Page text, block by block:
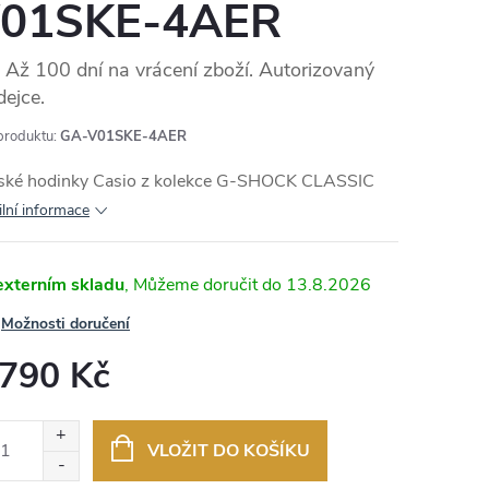
4AER
Až 100 dní na vrácení zboží. Autorizovaný
GA-V01SKE-4AER
hodinky Casio z kolekce G-SHOCK CLASSIC
informace
skladu 13.8.2026
Možnosti doručení
Kč
VLOŽIT DO KOŠÍKU